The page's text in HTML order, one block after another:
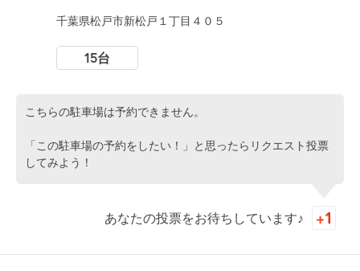
千葉県松戸市新松戸１丁目４０５
15台
こちらの駐車場は予約できません。
「この駐車場の予約をしたい！」と思ったらリクエスト投票
してみよう！
あなたの投票をお待ちしています♪